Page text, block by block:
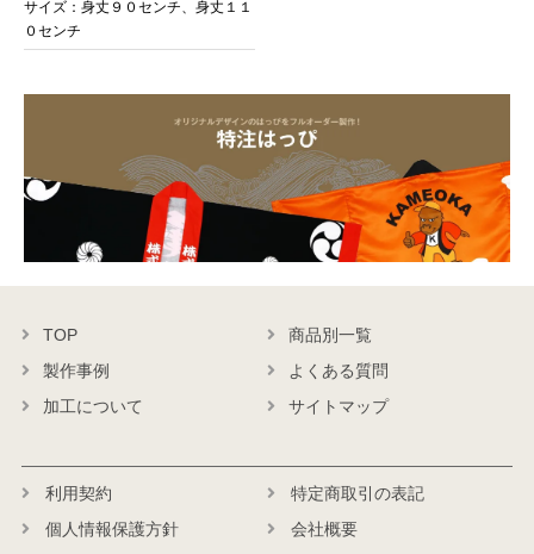
サイズ：身丈９０センチ、身丈１１
０センチ
お買い物を続ける カートへ進む
TOP
商品別一覧
製作事例
よくある質問
加工について
サイトマップ
利用契約
特定商取引の表記
個人情報保護方針
会社概要